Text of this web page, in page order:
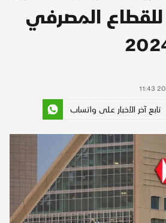
للقطاع المصرفي
تابع آخر الأخبار على واتساب